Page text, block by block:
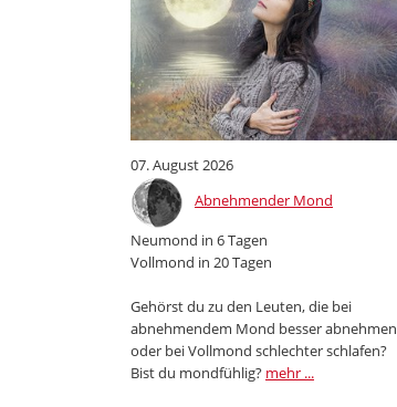
07. August 2026
Abnehmender Mond
Neumond in 6 Tagen
Vollmond in 20 Tagen
Gehörst du zu den Leuten, die bei
abnehmendem Mond besser abnehmen
oder bei Vollmond schlechter schlafen?
Bist du mondfühlig? mehr ...